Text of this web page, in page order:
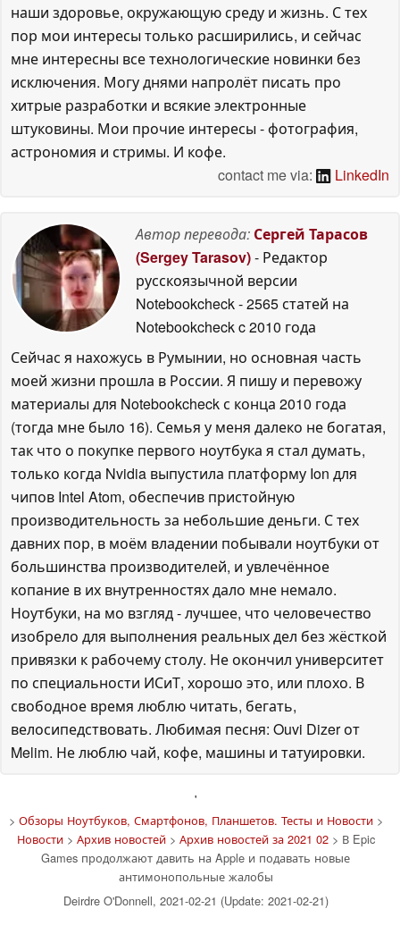
наши здоровье, окружающую среду и жизнь. С тех
пор мои интересы только расширились, и сейчас
мне интересны все технологические новинки без
исключения. Могу днями напролёт писать про
хитрые разработки и всякие электронные
штуковины. Мои прочие интересы - фотография,
астрономия и стримы. И кофе.
contact me via:
LinkedIn
Автор перевода: Сергей Тарасов
(Sergey Tarasov)- Редактор
русскоязычной версии
Notebookcheck- 2565 статей на
Notebookcheckc 2010 года
Сейчас я нахожусь в Румынии, но основная часть
моей жизни прошла в России. Я пишу и перевожу
материалы для Notebookcheck с конца 2010 года
(тогда мне было 16). Семья у меня далеко не богатая,
так что о покупке первого ноутбука я стал думать,
только когда Nvidia выпустила платформу Ion для
чипов Intel Atom, обеспечив пристойную
производительность за небольшие деньги. С тех
давних пор, в моём владении побывали ноутбуки от
большинства производителей, и увлечённое
копание в их внутренностях дало мне немало.
Ноутбуки, на мо взгляд - лучшее, что человечество
изобрело для выполнения реальных дел без жёсткой
привязки к рабочему столу. Не окончил университет
по специальности ИСиТ, хорошо это, или плохо. В
свободное время люблю читать, бегать,
велосипедствовать. Любимая песня: Ouvi Dizer от
Melim. Не люблю чай, кофе, машины и татуировки.
'
> Обзоры Ноутбуков, Смартфонов, Планшетов. Тесты и Новости>
Новости> Архив новостей> Архив новостей за 2021 02> В Epic
Games продолжают давить на Apple и подавать новые
антимонопольные жалобы
Deirdre O'Donnell, 2021-02-21 (Update: 2021-02-21)